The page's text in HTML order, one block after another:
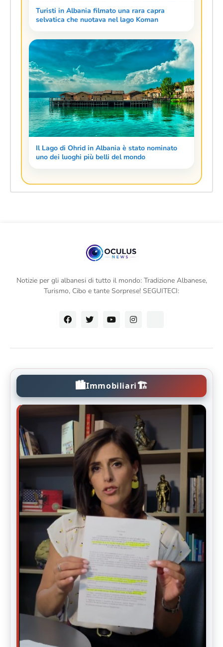
Turisti in Albania filmato una rara capra
selvatica che nuotava nel lago Koman
Il Lago di Ohrid in Albania è stato nominato
uno dei luoghi più belli del mondo
Notizie per gli albanesi di tutto il mondo: Tradizione Albanese,
Turismo, Cibo e tante Sorprese! SEGUITECI:
🏙️Immobiliari🏗️